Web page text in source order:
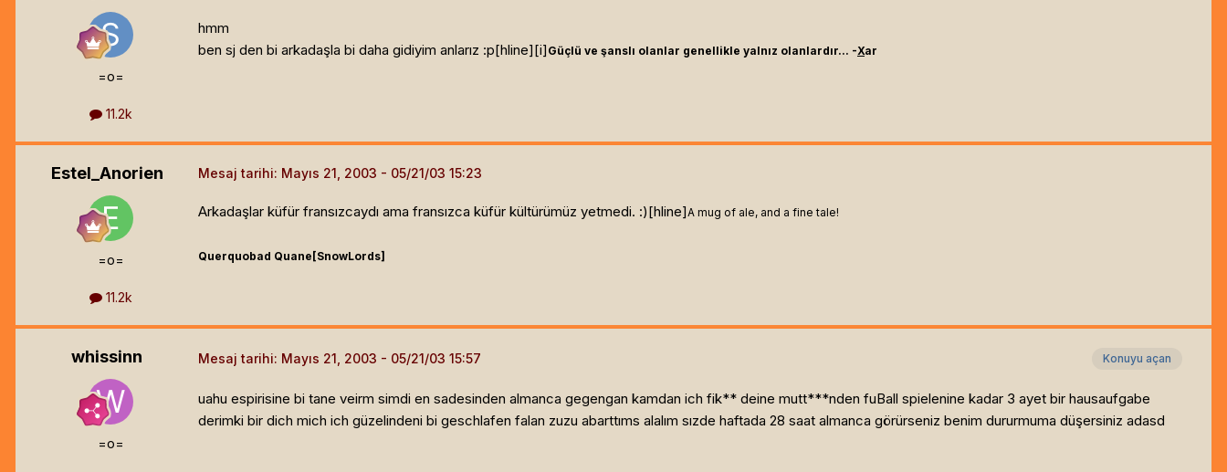
=o=
11.2k
hmm
ben sj den bi arkadaşla bi daha gidiyim anlarız :p[hline][i] Güçlü ve şanslı olanlar genellikle yalnız olanlardır... -Xar
Estel_Anorien
=o=
11.2k
Mesaj tarihi: Mayıs 21, 2003
Arkadaşlar küfür fransızcaydı ama fransızca küfür kültürümüz yetmedi. :)[hline]A mug of ale, and a fine tale!
Querquobad Quane[SnowLords]
whissinn
=o=
Konuyu açan
Mesaj tarihi: Mayıs 21, 2003
uahu espirisine bi tane veirm simdi en sadesinden almanca gegengan kamdan ich fik** deine mutt***nden fuBall spielenine kadar 3 ayet bir hausaufgabe
derimki bir dich mich ich güzelindeni bi geschlafen falan zuzu abarttıms alalım sızde haftada 28 saat almanca görürseniz benim dururmuma düşersiniz adasd